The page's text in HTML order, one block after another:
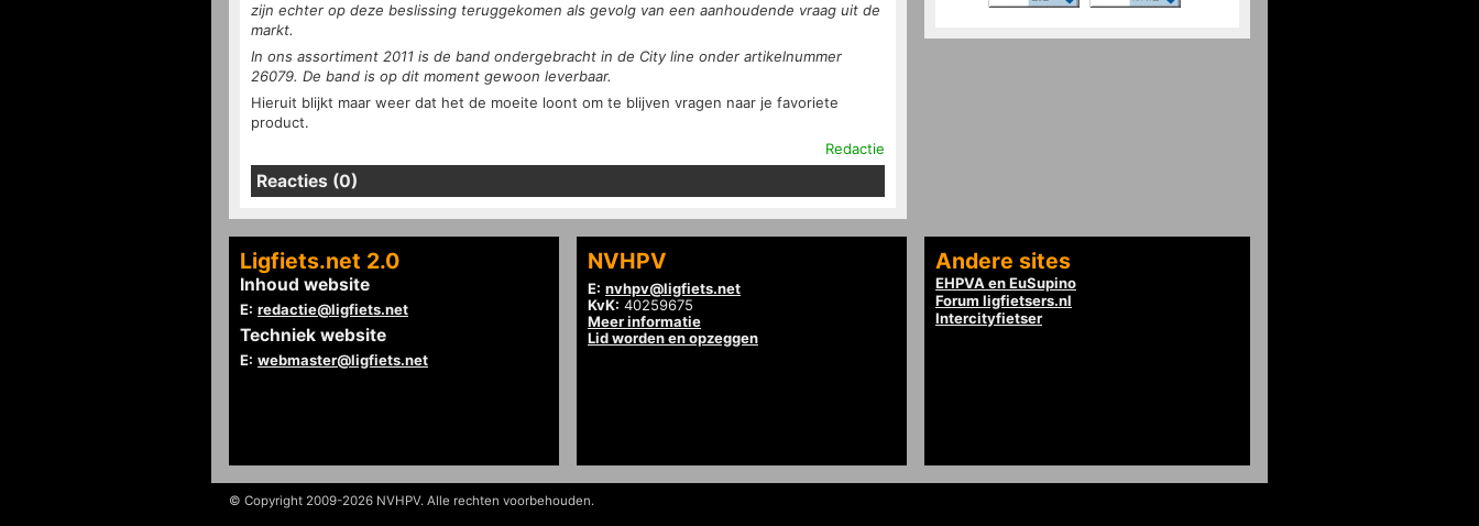
zijn echter op deze beslissing teruggekomen als gevolg van een aanhoudende vraag uit de
markt.
In ons assortiment 2011 is de band ondergebracht in de City line onder artikelnummer
26079. De band is op dit moment gewoon leverbaar.
Hieruit blijkt maar weer dat het de moeite loont om te blijven vragen naar je favoriete
product.
Redactie
Reacties (0)
Ligfiets.net 2.0
Inhoud website
E: redactie@ligfiets.net
Techniek website
E: webmaster@ligfiets.net
NVHPV
E: nvhpv@ligfiets.net
KvK: 40259675
Meer informatie
Lid worden en opzeggen
Andere sites
EHPVA en EuSupino
Forum ligfietsers.nl
Intercityfietser
© Copyright 2009-2026 NVHPV. Alle rechten voorbehouden.